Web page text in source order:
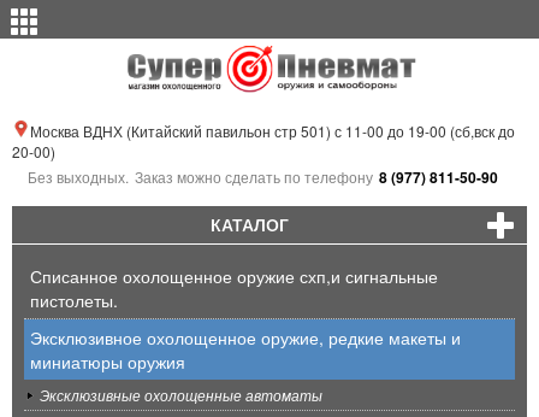
Москва ВДНХ (Китайский павильон стр 501) с 11-00 до 19-00 (сб,вск до
20-00)
Без выходных. Заказ можно сделать по телефону 8 (977) 811-50-90
КАТАЛОГ
Списанное охолощенное оружие схп,и сигнальные
пистолеты.
Эксклюзивное охолощенное оружие, редкие макеты и
миниатюры оружия
Эксклюзивные охолощенные автоматы